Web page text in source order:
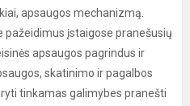
apsaugos mechanizmą.
įstaigose pranešusių
apsaugos pagrindus ir
skatinimo ir pagalbos
tinkamas galimybes pranešti